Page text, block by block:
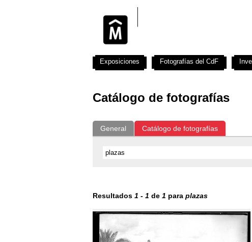
Catálogo de fotografías
General Catálogo de fotografías
Resultados 1 - 1 de 1 para plazas
Exposiciones Fotografías del CdF